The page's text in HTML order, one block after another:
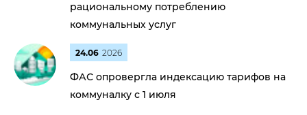
рациональному потреблению
коммунальных услуг
24.06 2026
ФАС опровергла индексацию тарифов на
коммуналку с 1 июля